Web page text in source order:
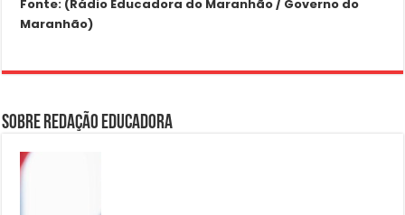
Fonte: (Rádio Educadora do Maranhão / Governo do
Maranhão)
Sobre Redação Educadora